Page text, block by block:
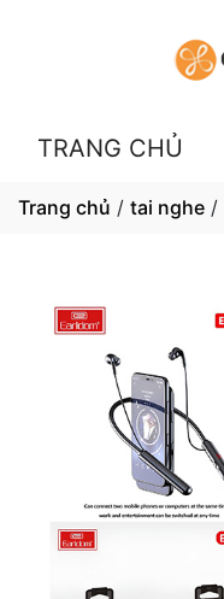
TRANG CHỦ
Trang chủ / tai nghe /